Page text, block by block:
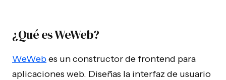
¿Qué es WeWeb?
WeWebes un constructor de frontend para
aplicaciones web. Diseñas la interfaz de usuario